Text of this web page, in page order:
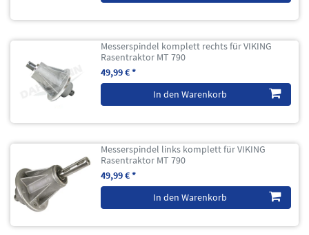
Messerspindel komplett rechts für VIKING
Rasentraktor MT 790
49,99 € *
In den Warenkorb
Messerspindel links komplett für VIKING
Rasentraktor MT 790
49,99 € *
In den Warenkorb